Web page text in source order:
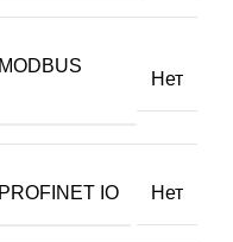
Нет
IO Нет